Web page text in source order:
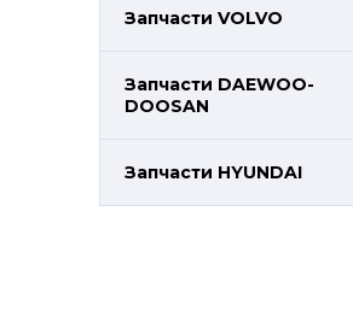
Запчасти VOLVO
Запчасти DAEWOO-
DOOSAN
Запчасти HYUNDAI